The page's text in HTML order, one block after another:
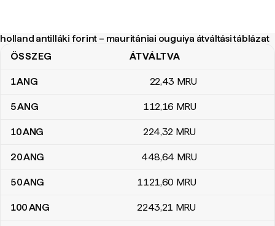
holland antilláki forint – mauritániai ouguiya átváltási táblázat
holland antilláki forint – mauritániai ouguiya átváltási táblázat
ÖSSZEG ÁTVÁLTVA
1ANG 22,43 MRU
5ANG 112,16 MRU
10ANG 224,32 MRU
20ANG 448,64 MRU
50ANG 1121,60 MRU
100ANG 2243,21 MRU